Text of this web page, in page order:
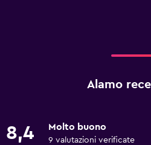
Alamo
8,4 Molto buono
9 valutazioni verificate